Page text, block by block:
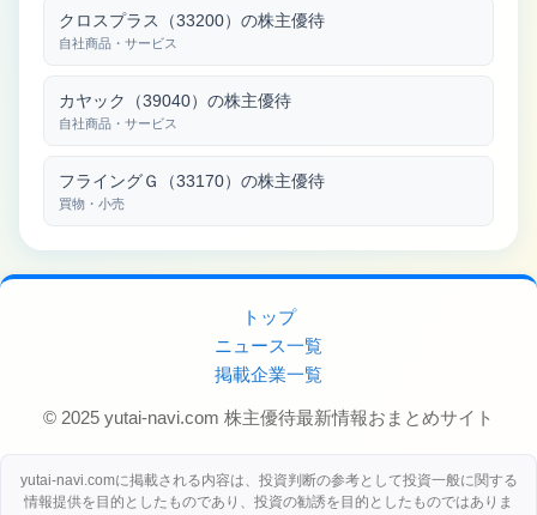
クロスプラス（33200）の株主優待
自社商品・サービス
カヤック（39040）の株主優待
自社商品・サービス
フライングＧ（33170）の株主優待
買物・小売
トップ
ニュース一覧
掲載企業一覧
© 2025 yutai-navi.com 株主優待最新情報おまとめサイト
yutai-navi.comに掲載される内容は、投資判断の参考として投資一般に関する
情報提供を目的としたものであり、投資の勧誘を目的としたものではありま